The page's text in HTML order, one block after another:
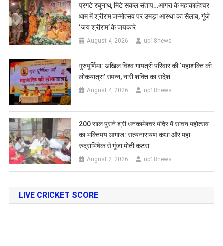
प्रगटे रघुनाथ, मिटे सकल संताप…आगरा के महाकालेश्वर
धाम में श्रीराम जन्मोत्सव पर उमड़ा आस्था का सैलाब, गूंजे
‘जय श्रीराम’ के जयकारे
August 4, 2026 up18news
गुरुपूर्णिमा: अखिल विश्व गायत्री परिवार की ‘महाशक्ति की
लोकयात्रा’ संपन्न, नारी शक्ति का संदेश
August 4, 2026 up18news
200 साल पुराने श्री धनकामेश्वर मंदिर में सावन महोत्सव
का भक्तिमय आगाज: सत्यनारायण कथा और महा
रुद्राभिषेक से गूंजा मोती कटरा
August 2, 2026 up18news
LIVE CRICKET SCORE